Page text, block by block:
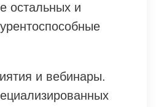
остальных и
и вебинары.